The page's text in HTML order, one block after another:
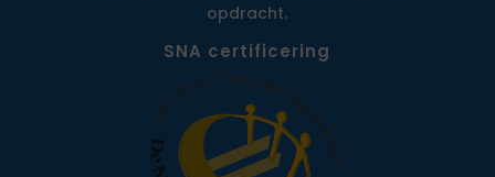
opdracht.
SNA certificering